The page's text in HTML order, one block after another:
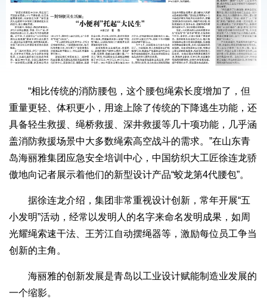
“相比传统的消防腰包，这个腰包绳索长度增加了，但
重量更轻、体积更小，用途上除了传统的下降逃生功能，还
具备轻生救援、绳桥救援、深井救援等几十项功能，几乎涵
盖消防救援场景中大多数绳索高空战斗的需求。”在山东青
岛海丽雅集团应急安全培训中心，中国纺织大工匠徐连龙骄
傲地向记者展示着他们的新型设计产品“蛟龙第4代腰包”。
据徐连龙介绍，集团非常重视设计创新，常年开展“五
小发明”活动，经常以发明人的名字来命名发明成果，如周
光耀绳索速干法、王芳江自动摆绳器等，激励每位员工争当
创新的主角。
海丽雅的创新发展是青岛以工业设计赋能制造业发展的
一个缩影。